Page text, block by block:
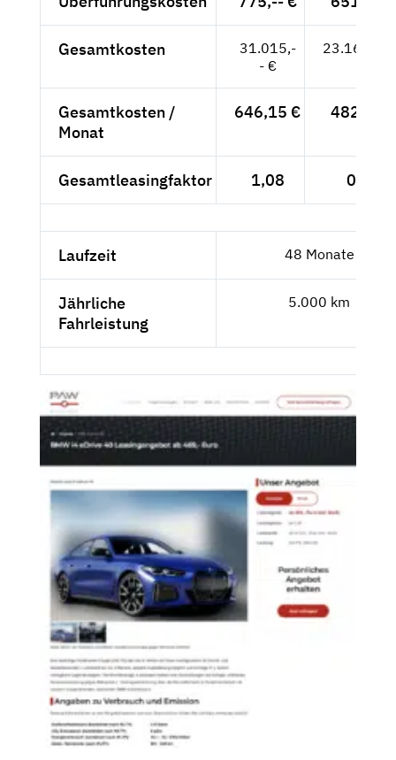
Gesamtkosten
31.015,-
- €
23.163,26
Gesamtkosten /
Monat
646,15 € 482,57 €
Gesamtleasingfaktor 1,08 0,96
Laufzeit 48 Monate
Jährliche
Fahrleistung
5.000 km